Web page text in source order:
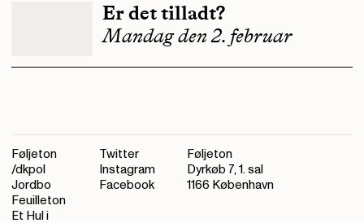
Er det tilladt?
Mandag den 2. februar
Føljeton
/dkpol
Jordbo
Feuilleton
Et Hul i
Twitter
Instagram
Facebook
Føljeton
Dyrkøb 7, 1. sal
1166 København